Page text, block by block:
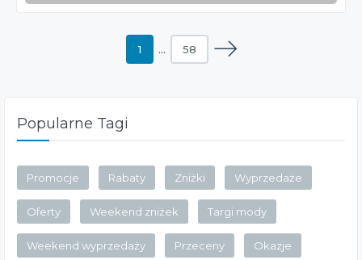
1 … 58
Popularne Tagi
Promocje Rabaty Zniżki Wyprzedaże
Oferty Weekend zniżek Targi mody
Weekend wyprzedaży Przeceny Okazje